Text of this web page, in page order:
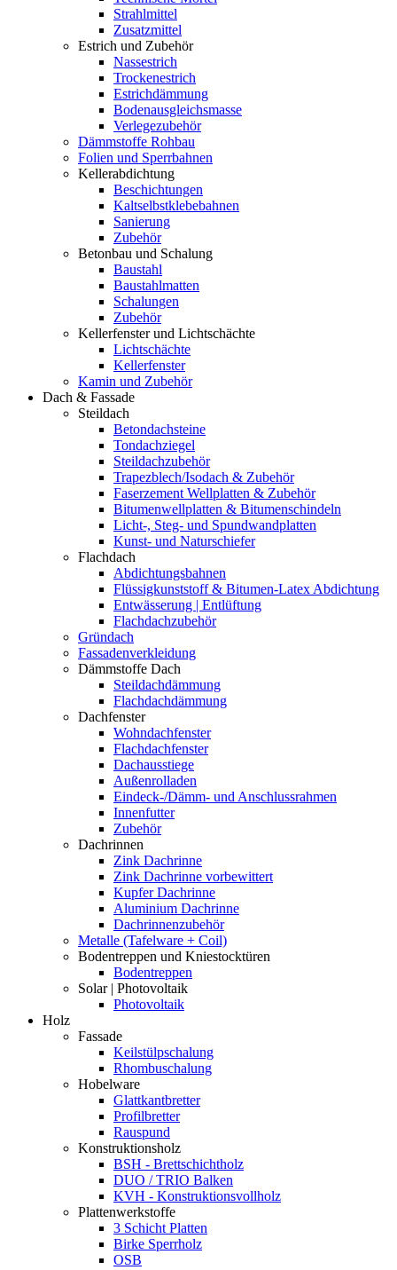
Strahlmittel
Zusatzmittel
Estrich und Zubehör
Nassestrich
Trockenestrich
Estrichdämmung
Bodenausgleichsmasse
Verlegezubehör
Dämmstoffe Rohbau
Folien und Sperrbahnen
Kellerabdichtung
Beschichtungen
Kaltselbstklebebahnen
Sanierung
Zubehör
Betonbau und Schalung
Baustahl
Baustahlmatten
Schalungen
Zubehör
Kellerfenster und Lichtschächte
Lichtschächte
Kellerfenster
Kamin und Zubehör
Dach & Fassade
Steildach
Betondachsteine
Tondachziegel
Steildachzubehör
Trapezblech/Isodach & Zubehör
Faserzement Wellplatten & Zubehör
Bitumenwellplatten & Bitumenschindeln
Licht-, Steg- und Spundwandplatten
Kunst- und Naturschiefer
Flachdach
Abdichtungsbahnen
Flüssigkunststoff & Bitumen-Latex Abdichtung
Entwässerung | Entlüftung
Flachdachzubehör
Gründach
Fassadenverkleidung
Dämmstoffe Dach
Steildachdämmung
Flachdachdämmung
Dachfenster
Wohndachfenster
Flachdachfenster
Dachausstiege
Außenrolladen
Eindeck-/Dämm- und Anschlussrahmen
Innenfutter
Zubehör
Dachrinnen
Zink Dachrinne
Zink Dachrinne vorbewittert
Kupfer Dachrinne
Aluminium Dachrinne
Dachrinnenzubehör
Metalle (Tafelware + Coil)
Bodentreppen und Kniestocktüren
Bodentreppen
Solar | Photovoltaik
Photovoltaik
Holz
Fassade
Keilstülpschalung
Rhombuschalung
Hobelware
Glattkantbretter
Profilbretter
Rauspund
Konstruktionsholz
BSH - Brettschichtholz
DUO / TRIO Balken
KVH - Konstruktionsvollholz
Plattenwerkstoffe
3 Schicht Platten
Birke Sperrholz
OSB